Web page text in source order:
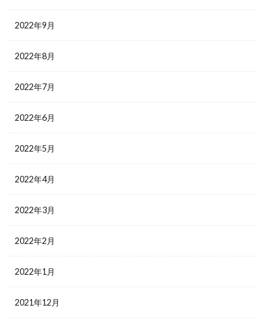
2022年9月
2022年8月
2022年7月
2022年6月
2022年5月
2022年4月
2022年3月
2022年2月
2022年1月
2021年12月